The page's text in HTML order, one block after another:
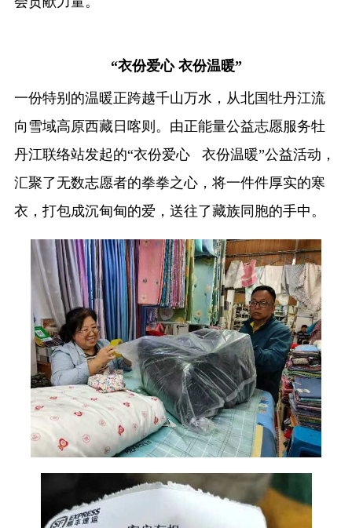
“衣份爱心 衣份温暖”
一份特别的温暖正跨越千山万水，从北国牡丹江流
向雪域高原西藏日喀则。由正能量公益志愿服务牡
丹江联络站发起的“衣份爱心 衣份温暖”公益活动，
汇聚了无数志愿者的拳拳之心，将一件件厚实的寒
衣，打包成沉甸甸的爱，送往了藏族同胞的手中。